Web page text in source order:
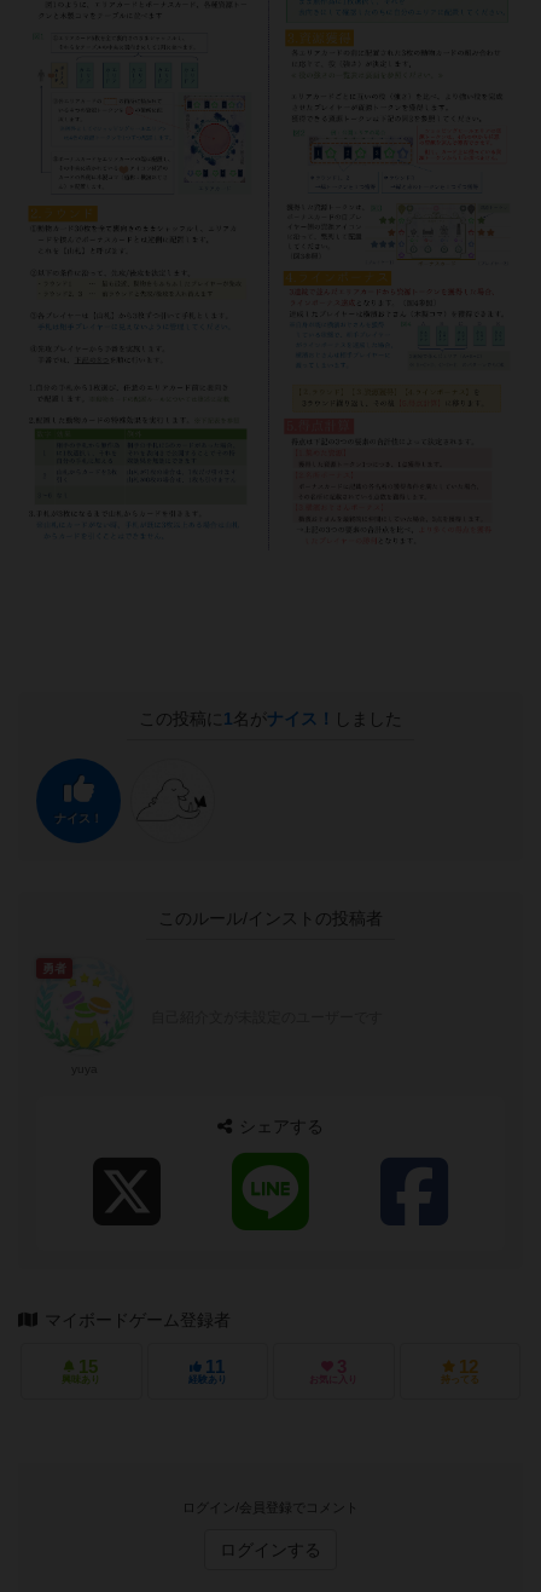
この投稿に 1 名がナイス！ しました
ナイス！
このルール/インストの投稿者
シェアする
マイボードゲーム登録者
15
興味あり
11
経験あり
3
お気に入り
12
持ってる
ログイン/会員登録でコメント
ログインする